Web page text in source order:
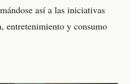
así a las iniciativas
entretenimiento y consumo